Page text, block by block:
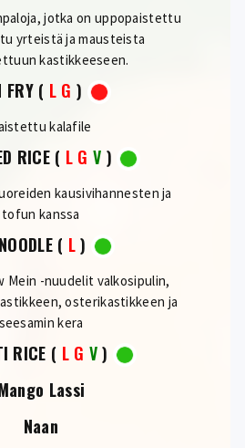
jotka on uppopaistettu
yrteistä ja mausteista
kastikkeeseen.
FRY( L G )
kalafile
RICE( L G V )
kausivihannesten ja
tofun kanssa
( L)
Mein -nuudelit valkosipulin,
osterikastikkeen ja
seesamin kera
RICE ( L G V)
Lassi
Naan